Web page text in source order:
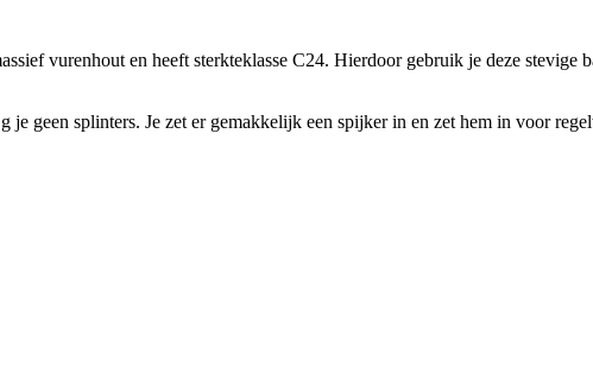
vurenhout en heeft sterkteklasse C24. Hierdoor gebruik je deze stevige
geen splinters. Je zet er gemakkelijk een spijker in en zet hem in voor